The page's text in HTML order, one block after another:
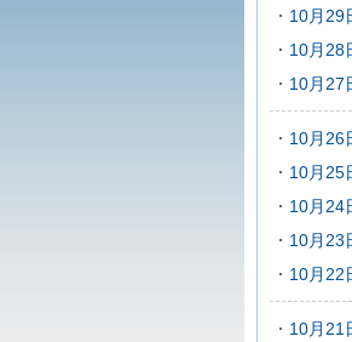
10月29
10月
10月27
10月
10月25
10月24
10月23
10月22
10月